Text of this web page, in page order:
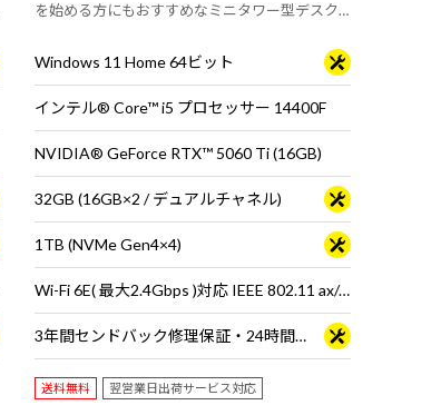
を始める方にもおすすめなミニタワー型デスク
Windows 11 Home 64ビット
インテル® Core™ i5 プロセッサー 14400F
NVIDIA® GeForce RTX™ 5060 Ti (16GB)
32GB (16GB×2 / デュアルチャネル)
1TB (NVMe Gen4×4)
Wi-Fi 6E( 最大2.4Gbps )対応 IEEE 802.11 ax/ac/a/b/g/n準拠 ＋ Bluetooth 5内蔵
3年間センドバック修理保証・24時間×365日電話サポート
送料無料 翌営業日出荷サービス対応